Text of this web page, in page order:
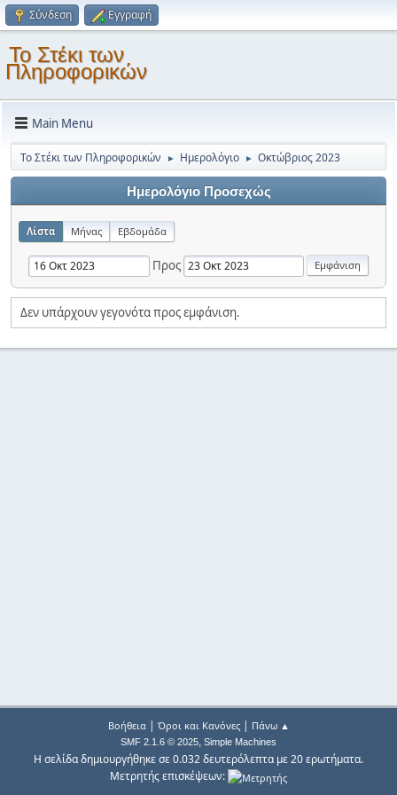
Σύνδεση Εγγραφή
Το Στέκι των
Πληροφορικών
Main Menu
Το Στέκι των Πληροφορικών ► Ημερολόγιο ► Οκτώβριος 2023
Ημερολόγιο Προσεχώς
Λίστα Μήνας Εβδομάδα
Προς
Δεν υπάρχουν γεγονότα προς εμφάνιση.
Βοήθεια| Όροι και Κανόνες| Πάνω ▲
SMF 2.1.6 © 2025, Simple Machines
Η σελίδα δημιουργήθηκε σε 0.032 δευτερόλεπτα με 20 ερωτήματα.
Μετρητής επισκέψεων: